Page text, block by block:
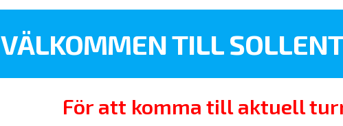
VÄLKOMMEN TILL
För att komma till aktuell